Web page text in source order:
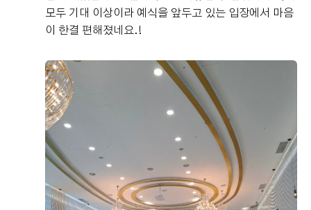
모두 기대 이상이라 예식을 앞두고 있는 입장에서 마음
이 한결 편해졌네요.!